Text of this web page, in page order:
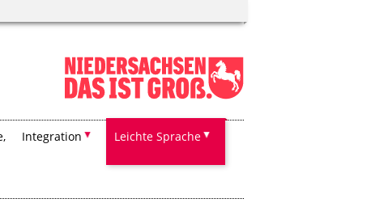
Integration Leichte Sprache